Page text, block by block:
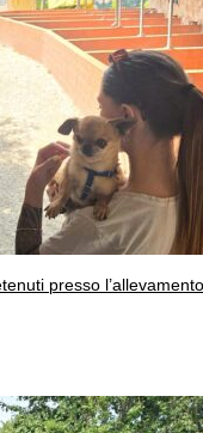
presso l’allevamento